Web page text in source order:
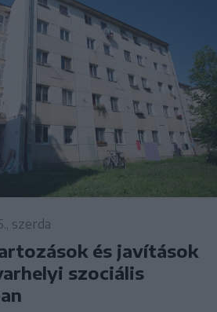
szerda
és javítások
szociális